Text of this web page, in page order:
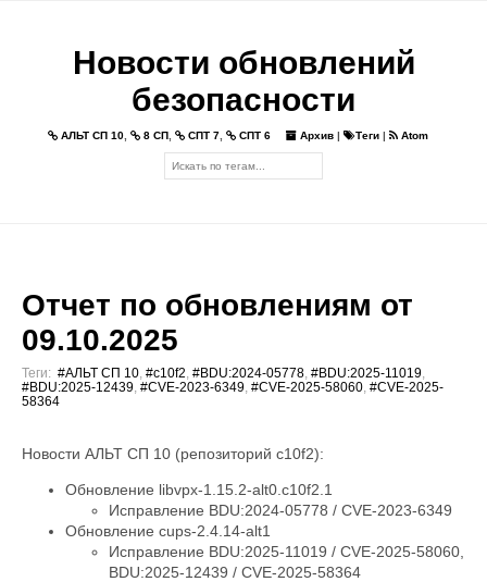
Новости обновлений
безопасности
АЛЬТ СП 10 8 СП СПТ 7 СПТ 6 Архив | Теги | Atom
Отчет по обновлениям от
09.10.2025
Теги: #АЛЬТ СП 10 #c10f2 #BDU:2024-05778 #BDU:2025-11019
#BDU:2025-12439 #CVE-2023-6349 #CVE-2025-58060 #CVE-2025-
58364
Новости АЛЬТ СП 10 (репозиторий c10f2):
Обновление libvpx-1.15.2-alt0.c10f2.1
Исправление BDU:2024-05778 / CVE-2023-6349
Обновление cups-2.4.14-alt1
Исправление BDU:2025-11019 / CVE-2025-58060,
BDU:2025-12439 / CVE-2025-58364